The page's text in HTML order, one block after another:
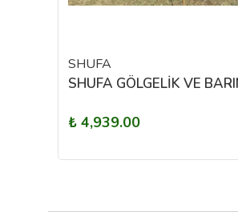
SHUFA
₺ 4,939.00